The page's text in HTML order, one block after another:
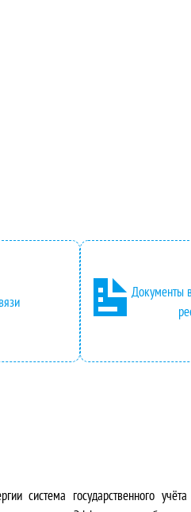
Документы
система государственного